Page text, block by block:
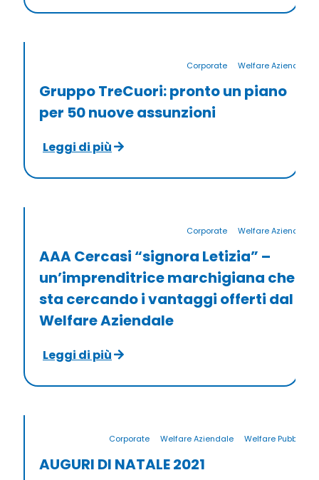
Corporate Welfare Aziendale
Gruppo TreCuori: pronto un piano
per 50 nuove assunzioni
Leggi di più
Corporate Welfare Aziendale
AAA Cercasi “signora Letizia” –
un’imprenditrice marchigiana che
sta cercando i vantaggi offerti dal
Welfare Aziendale
Leggi di più
Corporate Welfare Aziendale Welfare Pubblico
AUGURI DI NATALE 2021